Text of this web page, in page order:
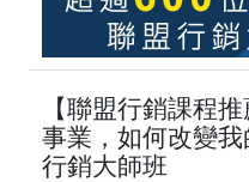
【聯盟行銷課程
事業，如何改變
行銷大師班